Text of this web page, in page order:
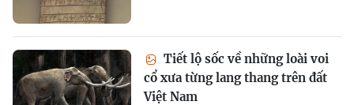
Tiết lộ sốc về những loài voi
cổ xưa từng lang thang trên đất
Việt Nam